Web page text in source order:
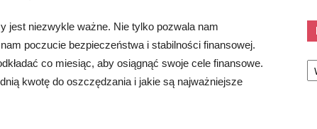
jest niezwykle ważne. Nie tylko pozwala nam
poczucie bezpieczeństwa i stabilności finansowej.
co miesiąc, aby osiągnąć swoje cele finansowe.
kwotę do oszczędzania i jakie są najważniejsze